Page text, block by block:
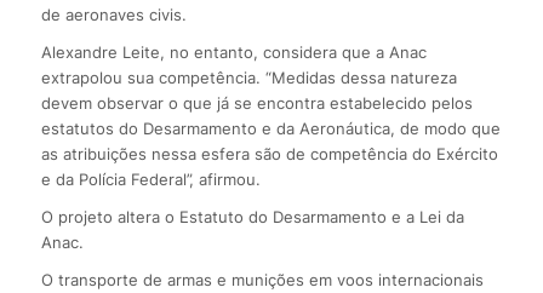
de aeronaves civis.
Alexandre Leite, no entanto, considera que a Anac
extrapolou sua competência. “Medidas dessa natureza
devem observar o que já se encontra estabelecido pelos
estatutos do Desarmamento e da Aeronáutica, de modo que
as atribuições nessa esfera são de competência do Exército
e da Polícia Federal”, afirmou.
O projeto altera o Estatuto do Desarmamento e a Lei da
Anac.
O transporte de armas e munições em voos internacionais